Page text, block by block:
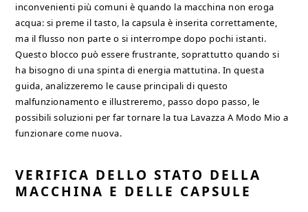
inconvenienti più comuni è quando la macchina non eroga
acqua: si preme il tasto, la capsula è inserita correttamente,
ma il flusso non parte o si interrompe dopo pochi istanti.
Questo blocco può essere frustrante, soprattutto quando si
ha bisogno di una spinta di energia mattutina. In questa
guida, analizzeremo le cause principali di questo
malfunzionamento e illustreremo, passo dopo passo, le
possibili soluzioni per far tornare la tua Lavazza A Modo Mio a
funzionare come nuova.
VERIFICA DELLO STATO DELLA
MACCHINA E DELLE CAPSULE